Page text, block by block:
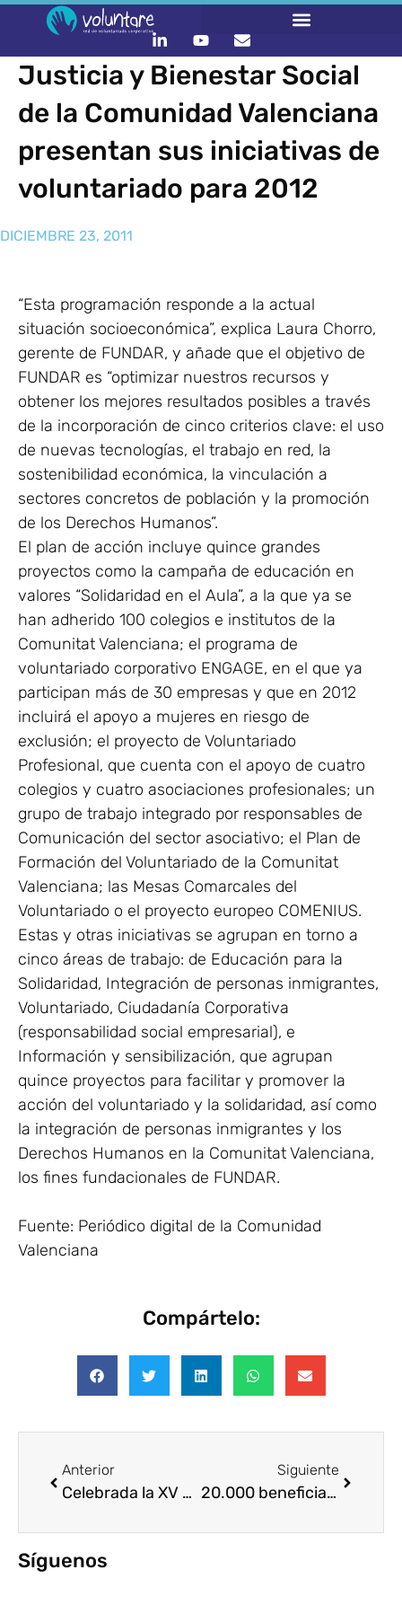
Justicia y Bienestar Social
de la Comunidad Valenciana
presentan sus iniciativas de
voluntariado para 2012
DICIEMBRE 23, 2011
“Esta programación responde a la actual
situación socioeconómica”, explica Laura Chorro,
gerente de FUNDAR, y añade que el objetivo de
FUNDAR es “optimizar nuestros recursos y
obtener los mejores resultados posibles a través
de la incorporación de cinco criterios clave: el uso
de nuevas tecnologías, el trabajo en red, la
sostenibilidad económica, la vinculación a
sectores concretos de población y la promoción
de los Derechos Humanos”.
El plan de acción incluye quince grandes
proyectos como la campaña de educación en
valores “Solidaridad en el Aula”, a la que ya se
han adherido 100 colegios e institutos de la
Comunitat Valenciana; el programa de
voluntariado corporativo ENGAGE, en el que ya
participan más de 30 empresas y que en 2012
incluirá el apoyo a mujeres en riesgo de
exclusión; el proyecto de Voluntariado
Profesional, que cuenta con el apoyo de cuatro
colegios y cuatro asociaciones profesionales; un
grupo de trabajo integrado por responsables de
Comunicación del sector asociativo; el Plan de
Formación del Voluntariado de la Comunitat
Valenciana; las Mesas Comarcales del
Voluntariado o el proyecto europeo COMENIUS.
Estas y otras iniciativas se agrupan en torno a
cinco áreas de trabajo: de Educación para la
Solidaridad, Integración de personas inmigrantes,
Voluntariado, Ciudadanía Corporativa
(responsabilidad social empresarial), e
Información y sensibilización, que agrupan
quince proyectos para facilitar y promover la
acción del voluntariado y la solidaridad, así como
la integración de personas inmigrantes y los
Derechos Humanos en la Comunitat Valenciana,
los fines fundacionales de FUNDAR.
Fuente: Periódico digital de la Comunidad
Valenciana
Compártelo:
Anterior
Celebrada la XV edición Premios Codespa
Siguiente
20.000 beneficiarios del trabajo de la Fundación Voluntarios por Madrid
Síguenos